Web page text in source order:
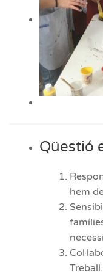
Qüestió
hem
Treball.